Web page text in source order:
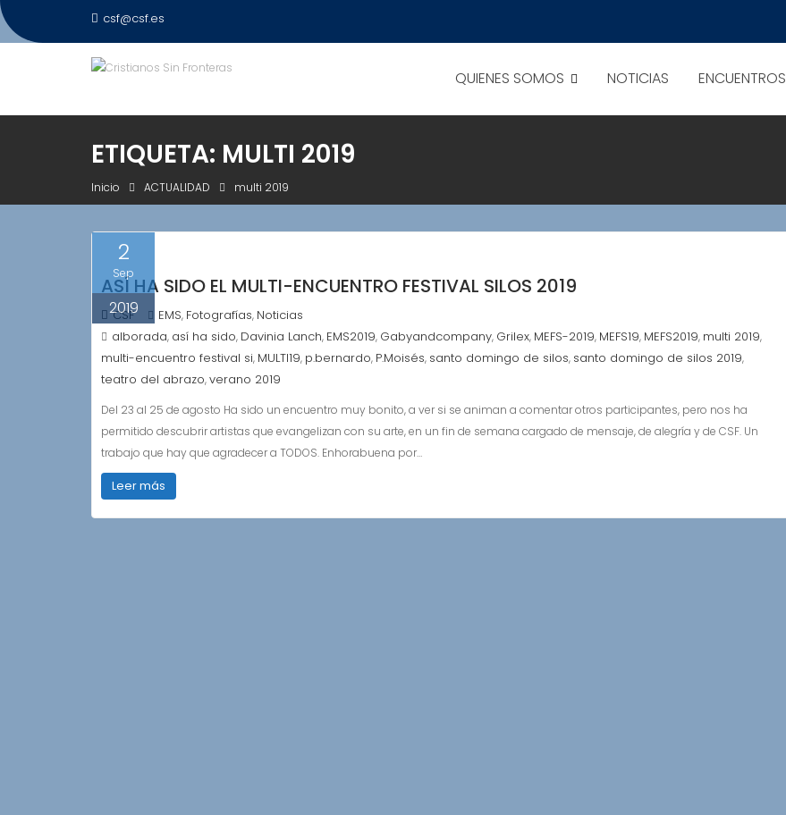
Saltar
al
csf@csf.es
QUIENES SOMOS NOTICIAS ENCUENTROS
ETIQUETA: MULTI 2019
Inicio ACTUALIDAD multi 2019
2
Sep
2019
ASÍ HA SIDO EL MULTI-ENCUENTRO FESTIVAL SILOS 2019
CSF EMS, Fotografías, Noticias
alborada, así ha sido, Davinia Lanch, EMS2019, Gabyandcompany, Grilex, MEFS-2019, MEFS19, MEFS2019, multi 2019,
multi-encuentro festival si, MULTI19, p.bernardo, P.Moisés, santo domingo de silos, santo domingo de silos 2019,
teatro del abrazo,verano 2019
Del 23 al 25 de agosto Ha sido un encuentro muy bonito, a ver si se animan a comentar otros participantes, pero nos ha
permitido descubrir artistas que evangelizan con su arte, en un fin de semana cargado de mensaje, de alegría y de CSF. Un
trabajo que hay que agradecer a TODOS. Enhorabuena por…
Leer más